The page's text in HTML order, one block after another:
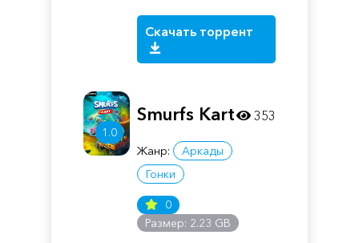
Скачать торрент
1.0
Smurfs Kart
Жанр:
Аркады
Гонки
0
Размер: 2.23 GB
353